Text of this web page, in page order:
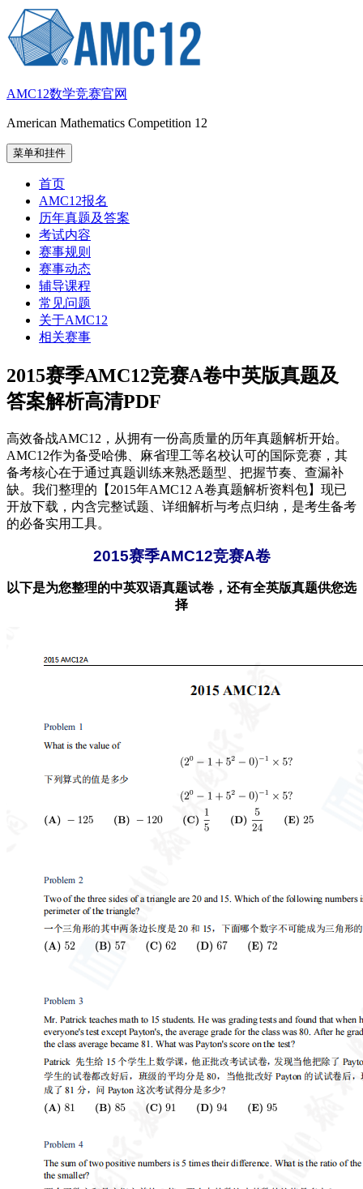
至
内
AMC12数学竞赛官网
American Mathematics Competition 12
菜单和挂件
首页
AMC12报名
历年真题及答案
考试内容
赛事规则
赛事动态
辅导课程
常见问题
关于AMC12
相关赛事
2015赛季AMC12竞赛A卷中英版真题及
答案解析高清PDF
高效备战AMC12，从拥有一份高质量的历年真题解析开始。
AMC12作为备受哈佛、麻省理工等名校认可的国际竞赛，其
备考核心在于通过真题训练来熟悉题型、把握节奏、查漏补
缺。我们整理的【2015年AMC12 A卷真题解析资料包】现已
开放下载，内含完整试题、详细解析与考点归纳，是考生备考
的必备实用工具。
2015赛季AMC12竞赛A卷
以下是为您整理的中英双语真题试卷，还有全英版真题供您选
择